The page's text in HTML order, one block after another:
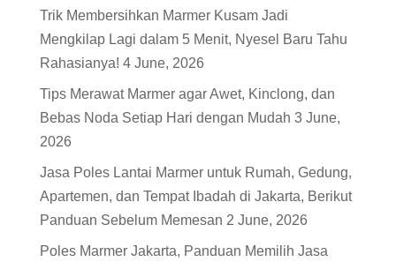
Trik Membersihkan Marmer Kusam Jadi
Mengkilap Lagi dalam 5 Menit, Nyesel Baru Tahu
Rahasianya! 4 June, 2026
Tips Merawat Marmer agar Awet, Kinclong, dan
Bebas Noda Setiap Hari dengan Mudah 3 June,
2026
Jasa Poles Lantai Marmer untuk Rumah, Gedung,
Apartemen, dan Tempat Ibadah di Jakarta, Berikut
Panduan Sebelum Memesan 2 June, 2026
Poles Marmer Jakarta, Panduan Memilih Jasa